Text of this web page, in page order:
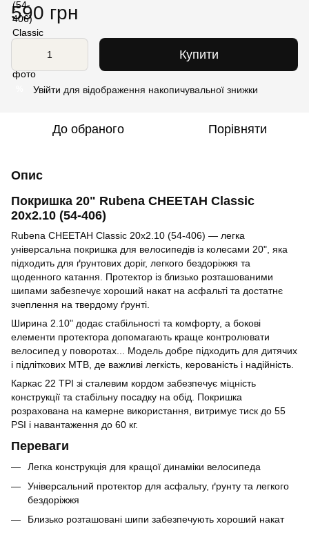
590 грн
Купити
Увійти для відображення накопичувальної знижки
До обраного Порівняти
Опис
Покришка 20" Rubena CHEETAH Classic
20x2.10 (54-406)
Rubena CHEETAH Classic 20x2.10 (54-406) — легка
універсальна покришка для велосипедів із колесами 20", яка
підходить для ґрунтових доріг, легкого бездоріжжя та
щоденного катання. Протектор із близько розташованими
шипами забезпечує хороший накат на асфальті та достатнє
зчеплення на твердому ґрунті.
Ширина 2.10" додає стабільності та комфорту, а бокові
елементи протектора допомагають краще контролювати
велосипед у поворотах... Модель добре підходить для дитячих
і підліткових MTB, де важливі легкість, керованість і надійність.
Каркас 22 TPI зі сталевим кордом забезпечує міцність
конструкції та стабільну посадку на обід. Покришка
розрахована на камерне використання, витримує тиск до 55
PSI і навантаження до 60 кг.
Переваги
Легка конструкція для кращої динаміки велосипеда
Універсальний протектор для асфальту, ґрунту та легкого
бездоріжжя
Близько розташовані шипи забезпечують хороший накат